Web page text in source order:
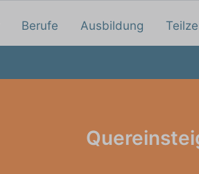
Berufe Ausbildung